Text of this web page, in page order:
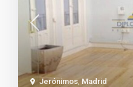
Jerónimos, Madrid